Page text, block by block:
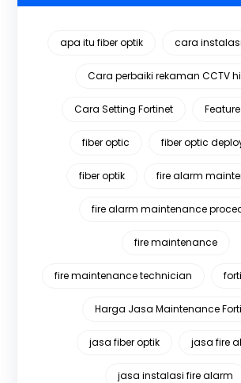
apa itu fiber optik cara
Cara perbaiki rekaman CCTV
Cara Setting Fortinet
fiber optic fiber optic
fiber optik fire alarm
fire alarm maintenance
fire maintenance
fire maintenance technician
Harga Jasa Maintenance
jasa fiber optik jasa fire
jasa instalasi fire alarm